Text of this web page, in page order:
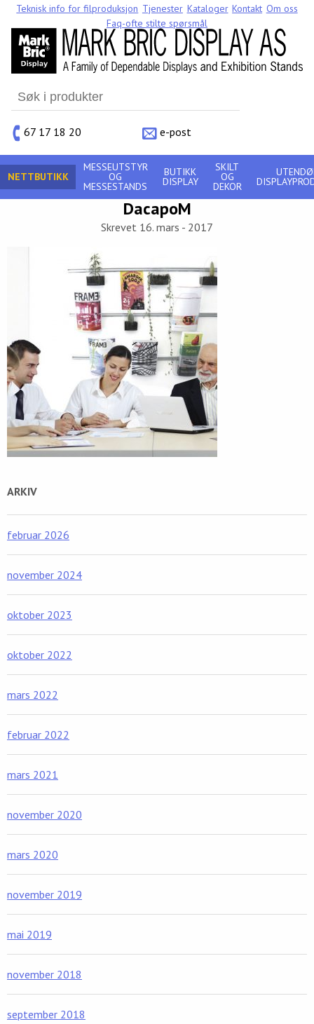
Search
for:
67 17 18 20
e-post
Teknisk info for filproduksjon Tjenester Kataloger Kontakt Om oss
Faq-ofte stilte spørsmål
NETTBUTIKK
MESSEUTSTYR
OG
MESSESTANDS
BUTIKK
DISPLAY
SKILT
OG
DEKOR
DacapoM
Skrevet 16. mars - 2017
ARKIV
februar 2026
november 2024
oktober 2023
oktober 2022
mars 2022
februar 2022
mars 2021
november 2020
mars 2020
november 2019
mai 2019
november 2018
september 2018